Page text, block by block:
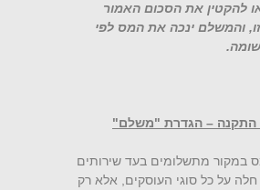
להקטין את הסכום האמור
והמשלם ינכה את המס לפי
התקנה – הגדרת "משלם"
במקור מתשלומים בעד שירותים
חלה על כל סוגי העוסקים, אלא רק